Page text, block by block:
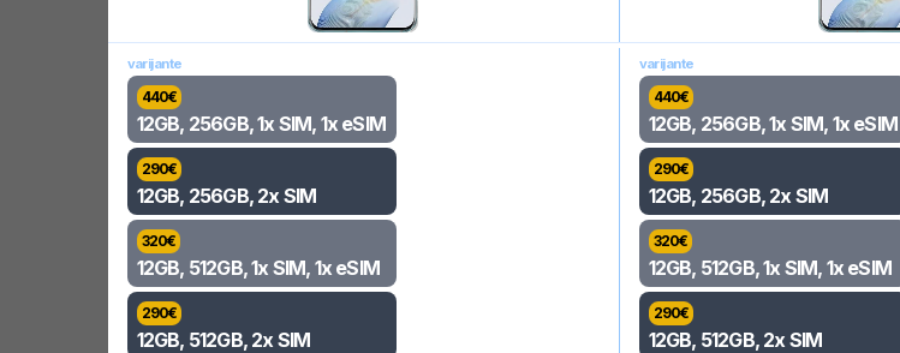
varijante
440€
12GB, 256GB, 1x SIM, 1x eSIM
290€
12GB, 256GB, 2x SIM
320€
12GB, 512GB, 1x SIM, 1x eSIM
290€
12GB, 512GB, 2x SIM
varijante
440€
12GB, 256GB, 1x SIM, 1x eSIM
290€
12GB, 256GB, 2x SIM
320€
12GB, 512GB, 1x SIM, 1x eSIM
290€
12GB, 512GB, 2x SIM